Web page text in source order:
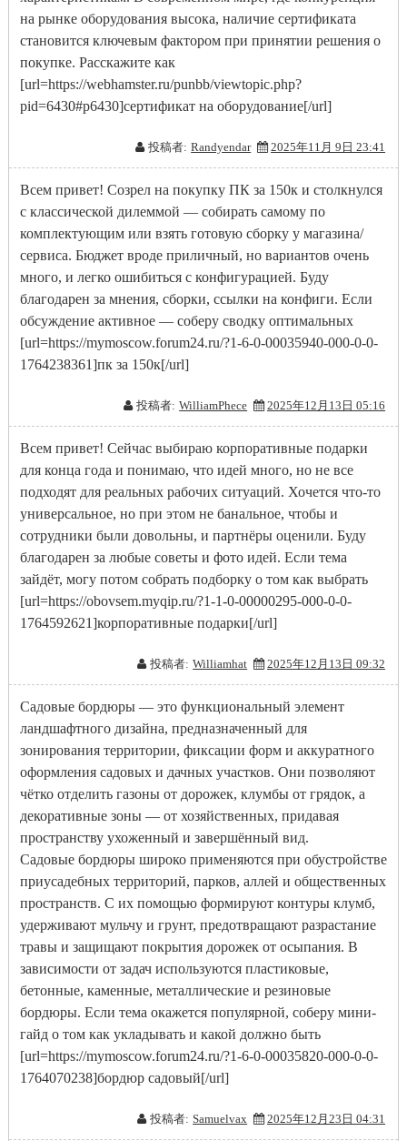
на рынке оборудования высока, наличие сертификата
становится ключевым фактором при принятии решения о
покупке. Расскажите как
[url=https://webhamster.ru/punbb/viewtopic.php?
pid=6430#p6430]сертификат на оборудование[/url]
投稿者: Randyendar 2025年11月 9日 23:41
Всем привет! Созрел на покупку ПК за 150к и столкнулся
с классической дилеммой — собирать самому по
комплектующим или взять готовую сборку у магазина/
сервиса. Бюджет вроде приличный, но вариантов очень
много, и легко ошибиться с конфигурацией. Буду
благодарен за мнения, сборки, ссылки на конфиги. Если
обсуждение активное — соберу сводку оптимальных
[url=https://mymoscow.forum24.ru/?1-6-0-00035940-000-0-0-
1764238361]пк за 150к[/url]
投稿者: WilliamPhece 2025年12月13日 05:16
Всем привет! Сейчас выбираю корпоративные подарки
для конца года и понимаю, что идей много, но не все
подходят для реальных рабочих ситуаций. Хочется что-то
универсальное, но при этом не банальное, чтобы и
сотрудники были довольны, и партнёры оценили. Буду
благодарен за любые советы и фото идей. Если тема
зайдёт, могу потом собрать подборку о том как выбрать
[url=https://obovsem.myqip.ru/?1-1-0-00000295-000-0-0-
1764592621]корпоративные подарки[/url]
投稿者: Williamhat 2025年12月13日 09:32
Садовые бордюры — это функциональный элемент
ландшафтного дизайна, предназначенный для
зонирования территории, фиксации форм и аккуратного
оформления садовых и дачных участков. Они позволяют
чётко отделить газоны от дорожек, клумбы от грядок, а
декоративные зоны — от хозяйственных, придавая
пространству ухоженный и завершённый вид.
Садовые бордюры широко применяются при обустройстве
приусадебных территорий, парков, аллей и общественных
пространств. С их помощью формируют контуры клумб,
удерживают мульчу и грунт, предотвращают разрастание
травы и защищают покрытия дорожек от осыпания. В
зависимости от задач используются пластиковые,
бетонные, каменные, металлические и резиновые
бордюры. Если тема окажется популярной, соберу мини-
гайд о том как укладывать и какой должно быть
[url=https://mymoscow.forum24.ru/?1-6-0-00035820-000-0-0-
1764070238]бордюр садовый[/url]
投稿者: Samuelvax 2025年12月23日 04:31